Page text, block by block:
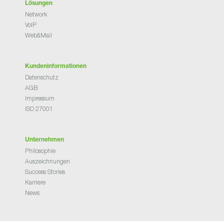
Lösungen
Network
VoIP
Web&Mail
Kundeninformationen
Datenschutz
AGB
Impressum
ISO 27001
Unternehmen
Philosophie
Auszeichnungen
Success Stories
Karriere
News